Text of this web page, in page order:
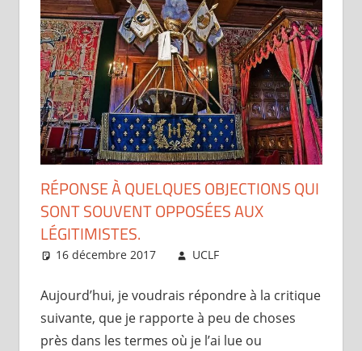
RÉPONSE À QUELQUES OBJECTIONS QUI
SONT SOUVENT OPPOSÉES AUX
LÉGITIMISTES.
16 décembre 2017 UCLF
Aujourd’hui, je voudrais répondre à la critique
suivante, que je rapporte à peu de choses
près dans les termes où je l’ai lue ou